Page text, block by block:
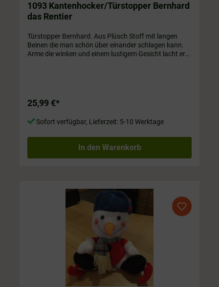
1093 Kantenhocker/Türstopper Bernhard
das Rentier
Türstopper Bernhard. Aus Plüsch Stoff mit langen
Beinen die man schön über einander schlagen kann.
Arme die winken und einem lustigem Gesicht lacht er
25,99 €*
Sofort verfügbar, Lieferzeit: 5-10 Werktage
In den Warenkorb